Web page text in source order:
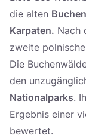
die alten
Karpaten. Nach
zweite
Die
den
Nationalparks.
Ergebnis einer
bewertet.